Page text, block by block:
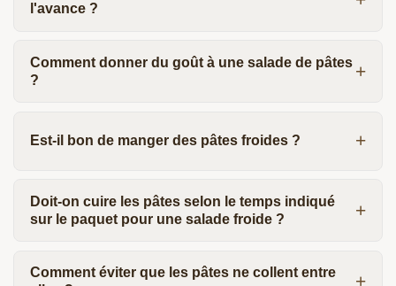
l'avance ?
Comment donner du goût à une salade de pâtes
?
Est-il bon de manger des pâtes froides ?
Doit-on cuire les pâtes selon le temps indiqué
sur le paquet pour une salade froide ?
Comment éviter que les pâtes ne collent entre